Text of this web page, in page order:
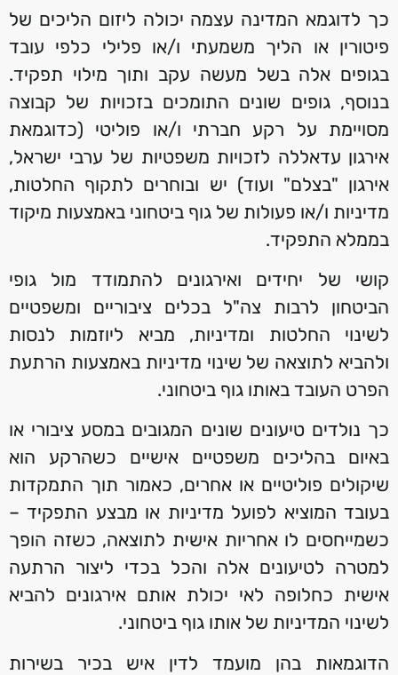
כך לדוגמא המדינה עצמה יכולה ליזום הליכים של
פיטורין או הליך משמעתי ו/או פלילי כלפי עובד
בגופים אלה בשל מעשה עקב ותוך מילוי תפקיד.
בנוסף, גופים שונים התומכים בזכויות של קבוצה
מסויימת על רקע חברתי ו/או פוליטי (כדוגמאת
אירגון עדאללה לזכויות משפטיות של ערבי ישראל,
אירגון "בצלם" ועוד) יש ובוחרים לתקוף החלטות,
מדיניות ו/או פעולות של גוף ביטחוני באמצעות מיקוד
בממלא התפקיד.
קושי של יחידים ואירגונים להתמודד מול גופי
הביטחון לרבות צה"ל בכלים ציבוריים ומשפטיים
לשינוי החלטות ומדיניות, מביא ליוזמות לנסות
ולהביא לתוצאה של שינוי מדיניות באמצעות הרתעת
הפרט העובד באותו גוף ביטחוני.
כך נולדים טיעונים שונים המגובים במסע ציבורי או
באיום בהליכים משפטיים אישיים כשהרקע הוא
שיקולים פוליטיים או אחרים, כאמור תוך התמקדות
בעובד המוציא לפועל מדיניות או מבצע התפקיד –
כשמייחסים לו אחריות אישית לתוצאה, כשזה הופך
למטרה לטיעונים אלה והכל בכדי ליצור הרתעה
אישית כחלופה לאי יכולת אותם אירגונים להביא
לשינוי המדיניות של אותו גוף ביטחוני.
הדוגמאות בהן מועמד לדין איש בכיר בשירות